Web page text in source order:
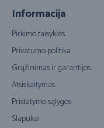
Informacija
Pirkimo taisyklės
Privatumo politika
Grąžinimas ir garantijos
Atsiskaitymas
Pristatymo sąlygos
Slapukai